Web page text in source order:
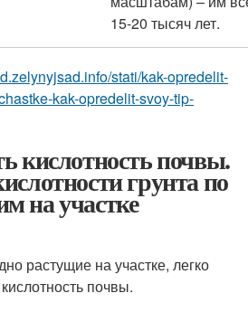
15-20 тысяч лет.
stati/kak-opredelit-
kak-opredelit-svoy-tip-
кислотность почвы.
грунта по
на участке
растущие на участке, легко
почвы.